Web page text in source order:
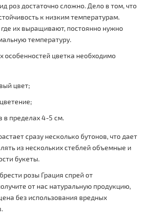
роз достаточно сложно. Дело в том, что
к низким температурам.
их выращивают, постоянно нужно
температуру.
особенностей цветка необходимо
цвет;
в пределах 4-5 см.
сразу несколько бутонов, что дает
из нескольких стеблей объемные и
букеты.
розы Грация спрей от
от нас натуральную продукцию,
без использования вредных